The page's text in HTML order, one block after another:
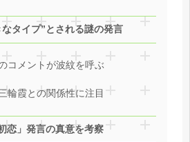
タイプ”とされる謎の発言
コメントが波紋を呼ぶ
輪霞との関係性に注目
恋」発言の真意を考察